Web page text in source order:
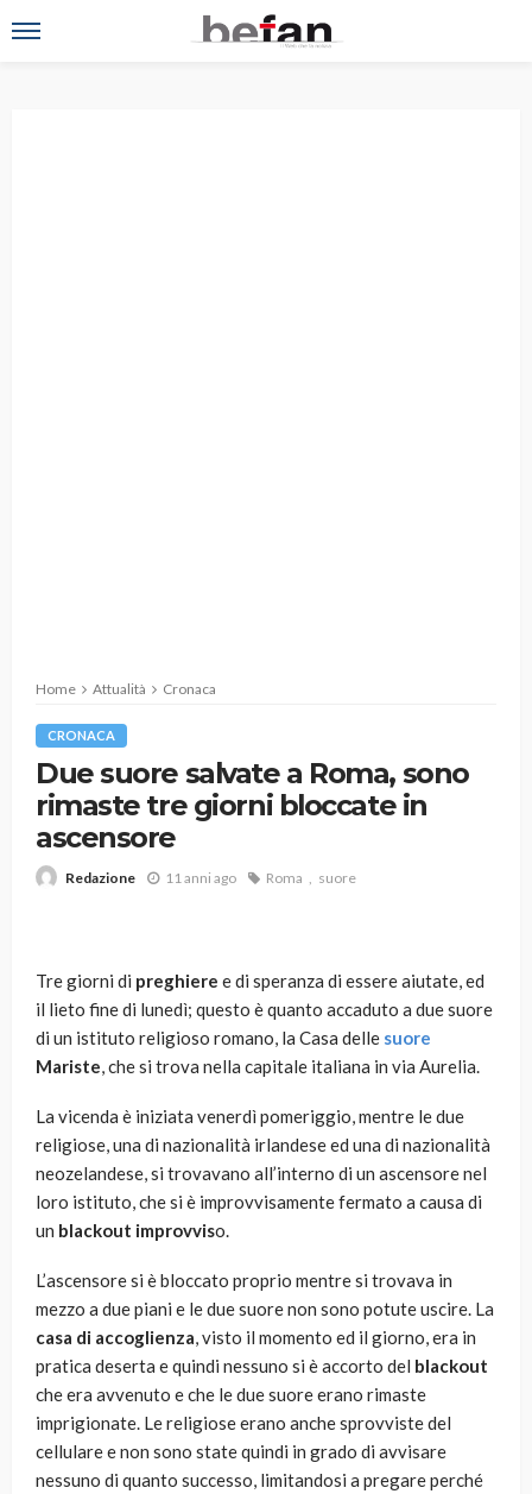
Home Attualità Cronaca
CRONACA
Due suore salvate a Roma, sono
rimaste tre giorni bloccate in
ascensore
Redazione 11 anni ago Roma suore
Tre giorni di preghiere e di speranza di essere aiutate, ed
il lieto fine di lunedì; questo è quanto accaduto a due suore
di un istituto religioso romano, la Casa delle suore
Mariste, che si trova nella capitale italiana in via Aurelia.
La vicenda è iniziata venerdì pomeriggio, mentre le due
religiose, una di nazionalità irlandese ed una di nazionalità
neozelandese, si trovavano all’interno di un ascensore nel
loro istituto, che si è improvvisamente fermato a causa di
un blackout improvviso.
L’ascensore si è bloccato proprio mentre si trovava in
mezzo a due piani e le due suore non sono potute uscire. La
casa di accoglienza, visto il momento ed il giorno, era in
pratica deserta e quindi nessuno si è accorto del blackout
che era avvenuto e che le due suore erano rimaste
imprigionate. Le religiose erano anche sprovviste del
cellulare e non sono state quindi in grado di avvisare
nessuno di quanto successo, limitandosi a pregare perché